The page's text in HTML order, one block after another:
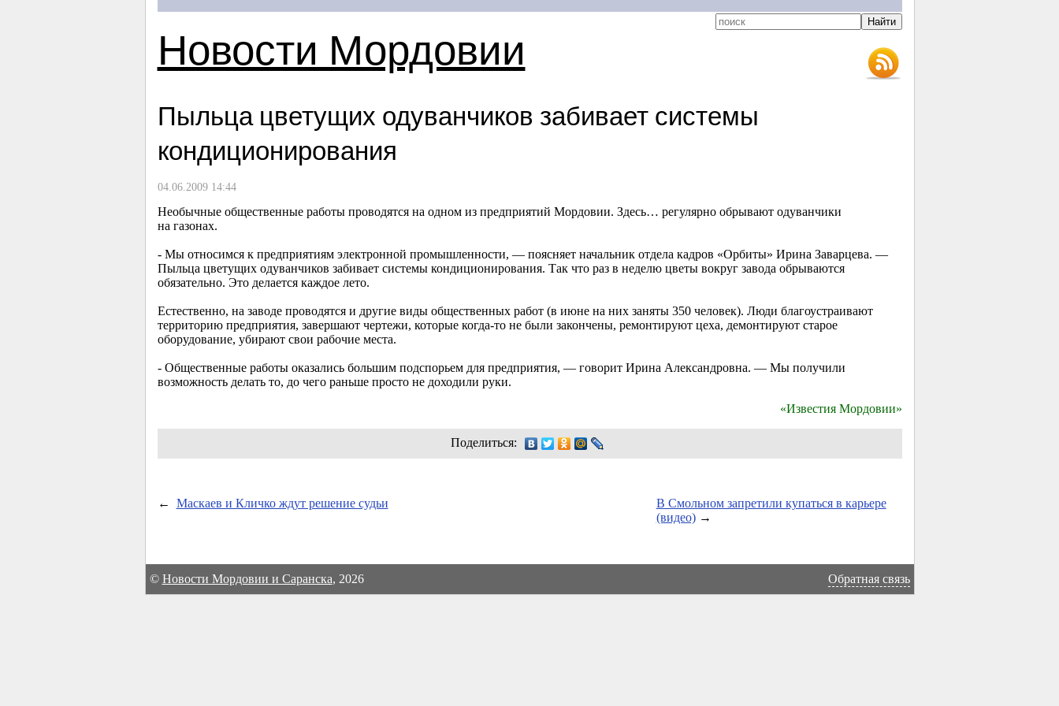
Новости Мордовии
Пыльца цветущих одуванчиков забивает системы
кондиционирования
04.06.2009 14:44
Необычные общественные работы проводятся на одном из предприятий Мордовии. Здесь… регулярно обрывают одуванчики
на газонах.
- Мы относимся к предприятиям электронной промышленности, — поясняет начальник отдела кадров «Орбиты» Ирина Заварцева. —
Пыльца цветущих одуванчиков забивает системы кондиционирования. Так что раз в неделю цветы вокруг завода обрываются
обязательно. Это делается каждое лето.
Естественно, на заводе проводятся и другие виды общественных работ (в июне на них заняты 350 человек). Люди благоустраивают
территорию предприятия, завершают чертежи, которые когда-то не были закончены, ремонтируют цеха, демонтируют старое
оборудование, убирают свои рабочие места.
- Общественные работы оказались большим подспорьем для предприятия, — говорит Ирина Александровна. — Мы получили
возможность делать то, до чего раньше просто не доходили руки.
«Известия Мордовии»
Поделиться:
← Маскаев и Кличко ждут решение судьи
В Смольном запретили купаться в карьере
(видео)→
© Новости Мордовии и Саранска, 2026 Обратная связь